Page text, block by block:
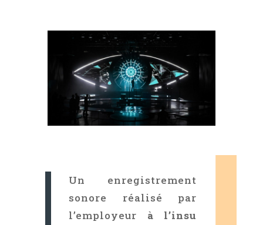
Un enregistrement
sonore réalisé par
l’employeur à l’insu